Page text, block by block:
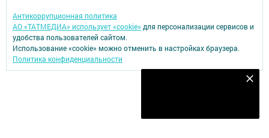
Антикоррупционная политика
АО «ТАТМЕДИА» использует «cookie»для персонализации сервисов и
удобства пользователей сайтом.
Использование «cookie» можно отменить в настройках браузера.
Политика конфиденциальности